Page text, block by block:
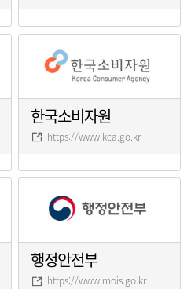
한국소비자원
https://www.kca.go.kr
행정안전부
https://www.mois.go.kr